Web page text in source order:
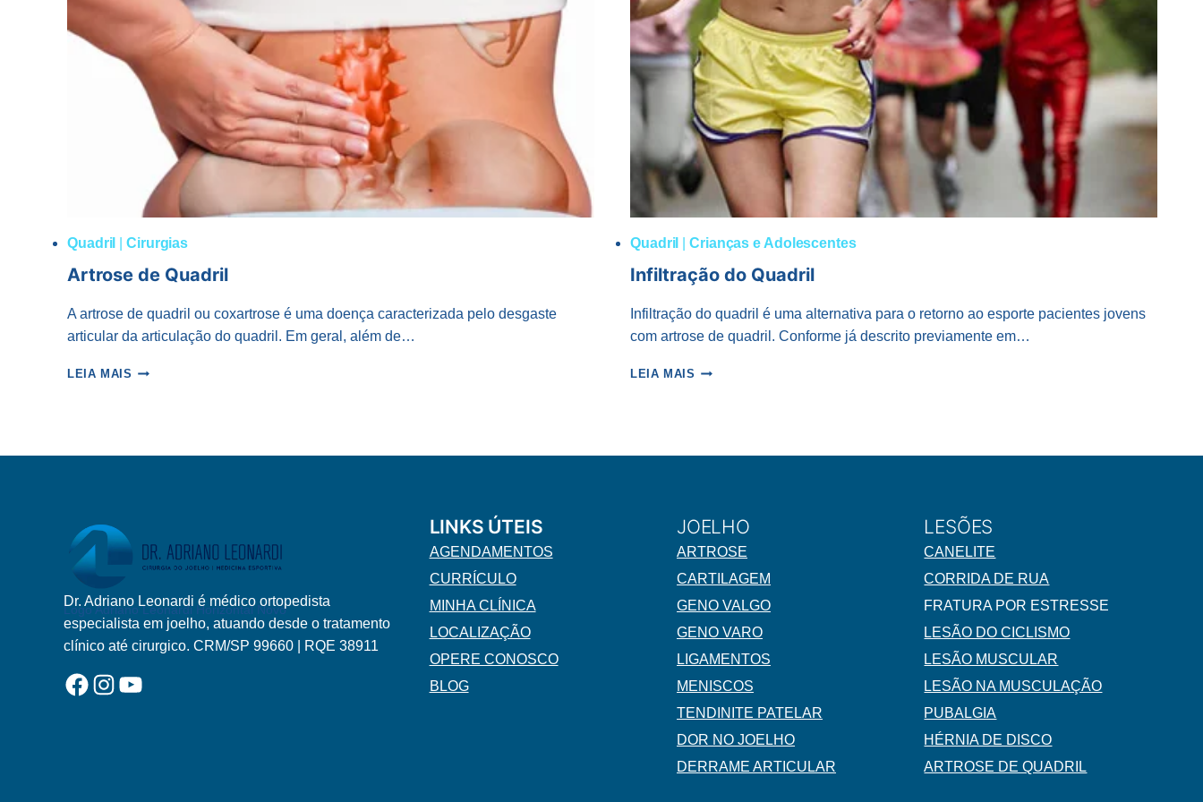
Quadril |Cirurgias
Artrose de Quadril
A artrose de quadril ou coxartrose é uma doença caracterizada pelo desgaste
articular da articulação do quadril. Em geral, além de…
LEIA MAIS ARTROSE
Quadril |Crianças e Adolescentes
Infiltração do Quadril
Infiltração do quadril é uma alternativa para o retorno ao esporte pacientes jovens
com artrose de quadril. Conforme já descrito previamente em…
LEIA MAIS INFILTRAÇÃO
Logo Adriano Leonardi Horizontal Novo
Dr. Adriano Leonardi é médico ortopedista
especialista em joelho, atuando desde o tratamento
clínico até cirurgico. CRM/SP 99660 | RQE 38911
Facebook
Instagram
YouTube
LINKS ÚTEIS
AGENDAMENTOS
CURRÍCULO
MINHA CLÍNICA
LOCALIZAÇÃO
OPERE CONOSCO
BLOG
JOELHO
ARTROSE
CARTILAGEM
GENO VALGO
GENO VARO
LIGAMENTOS
MENISCOS
TENDINITE PATELAR
DOR NO JOELHO
DERRAME ARTICULAR
LESÕES
CANELITE
CORRIDA DE RUA
FRATURA POR ESTRESSE
LESÃO DO CICLISMO
LESÃO MUSCULAR
LESÃO NA MUSCULAÇÃO
PUBALGIA
HÉRNIA DE DISCO
ARTROSE DE QUADRIL